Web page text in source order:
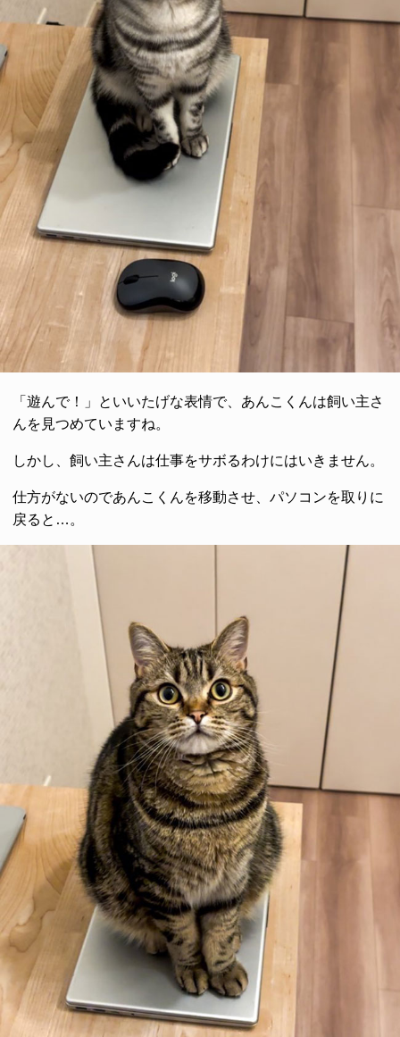
「遊んで！」といいたげな表情で、あんこくんは飼い主さ
んを見つめていますね。
しかし、飼い主さんは仕事をサボるわけにはいきません。
仕方がないのであんこくんを移動させ、パソコンを取りに
戻ると…。